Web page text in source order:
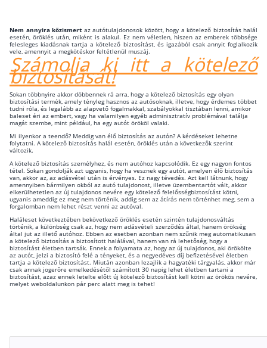
Kapcsolat
Bejelentkezés
Gépjárműs hírek
Nem annyira közismert az autótulajdonosok között, hogy a kötelező biztosítás halál
esetén, öröklés után, miként is alakul. Ez nem véletlen, hiszen az emberek többsége
felesleges kiadásnak tartja a kötelező biztosítást, és igazából csak annyit foglalkozik
vele, amennyit a megkötéskor feltétlenül muszáj.
Számolja ki itt a kötelező
biztosítását!
Sokan többnyire akkor döbbennek rá arra, hogy a kötelező biztosítás egy olyan
biztosítási termék, amely tényleg hasznos az autósoknak, illetve, hogy érdemes többet
tudni róla, és legalább az alapvető fogalmakkal, szabályokkal tisztában lenni, amikor
baleset éri az embert, vagy ha valamilyen egyéb adminisztratív problémával találja
magát szembe, mint például, ha egy autót örököl valaki.
Mi ilyenkor a teendő? Meddig van élő biztosítás az autón? A kérdéseket lehetne
folytatni. A kötelező biztosítás halál esetén, öröklés után a következők szerint
változik.
A kötelező biztosítás személyhez, és nem autóhoz kapcsolódik. Ez egy nagyon fontos
tétel. Sokan gondolják azt ugyanis, hogy ha vesznek egy autót, amelyen élő biztosítás
van, akkor az, az adásvétel után is érvényes. Ez nagy tévedés. Azt kell látnunk, hogy
amennyiben bármilyen okból az autó tulajdonost, illetve üzembentartót vált, akkor
elkerülhetetlen az új tulajdonos nevére egy kötelező felelősségbiztosítást kötni,
ugyanis ameddig ez meg nem történik, addig sem az átírás nem történhet meg, sem a
forgalomban nem lehet részt venni az autóval.
Haláleset következtében bekövetkező öröklés esetén szintén tulajdonosváltás
történik, a különbség csak az, hogy nem adásvételi szerződés által, hanem örökség
által jut az illető autóhoz. Ebben az esetben azonban nem szűnik meg automatikusan
a kötelező biztosítás a biztosított halálával, hanem van rá lehetőség, hogy a
biztosítást életben tartsák. Ennek a folyamata az, hogy az új tulajdonos, aki örökölte
az autót, jelzi a biztosító felé a tényeket, és a negyedéves díj befizetésével életben
tartja a kötelező biztosítást. Miután azonban lezajlik a hagyatéki tárgyalás, akkor már
csak annak jogerőre emelkedésétől számított 30 napig lehet életben tartani a
biztosítást, azaz ennek letelte előtt új kötelező biztosítást kell kötni az örökös nevére,
melyet weboldalunkon pár perc alatt meg is tehet!